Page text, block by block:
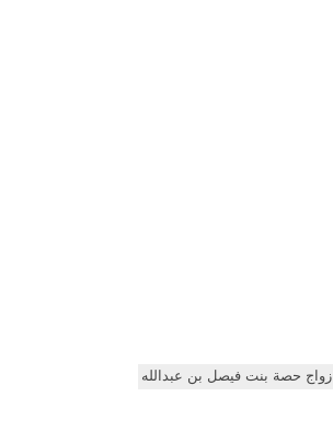
زواج حصة بنت فيصل بن عبدالله